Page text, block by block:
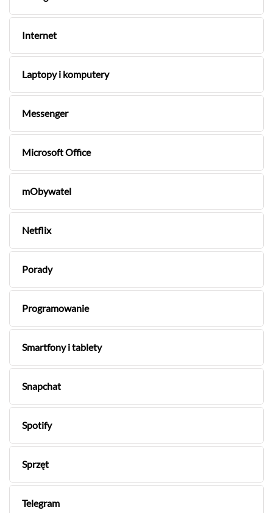
Internet
Laptopy i komputery
Messenger
Microsoft Office
mObywatel
Netflix
Porady
Programowanie
Smartfony i tablety
Snapchat
Spotify
Sprzęt
Telegram